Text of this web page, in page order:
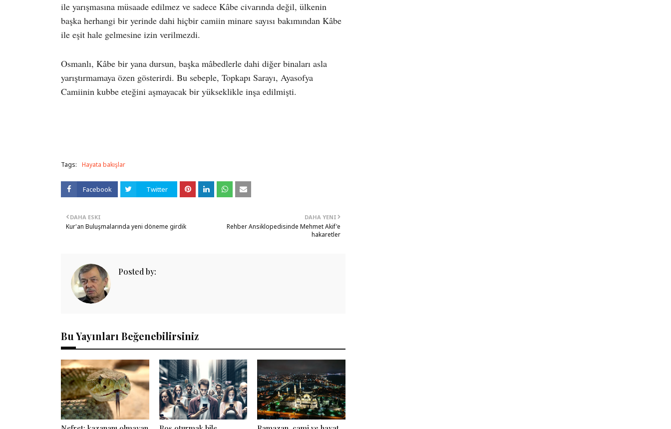
ile yarışmasına müsaade edilmez ve sadece Kâbe civarında değil, ülkenin
başka herhangi bir yerinde dahi hiçbir camiin minare sayısı bakımından Kâbe
ile eşit hale gelmesine izin verilmezdi.
Osmanlı, Kâbe bir yana dursun, başka mâbedlerle dahi diğer binaları asla
yarıştırmamaya özen gösterirdi. Bu sebeple, Topkapı Sarayı, Ayasofya
Camiinin kubbe eteğini aşmayacak bir yükseklikle inşa edilmişti.
Tags: Hayata bakışlar
Facebook Twitter
DAHA YENI
Rehber Ansiklopedisinde Mehmet Akif'e
hakaretler
DAHA ESKI
Kur'an Buluşmalarında yeni döneme girdik
Posted by:
Bu Yayınları Beğenebilirsiniz